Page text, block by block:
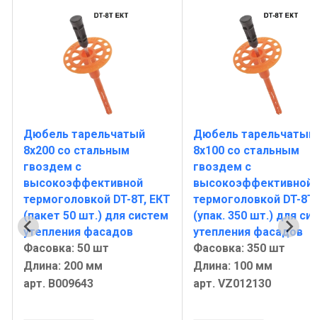
Дюбель тарельчатый
8x200 со стальным
гвоздем с
высокоэффективной
термоголовкой DT-8T, ЕКТ
(пакет 50 шт.) для систем
утепления фасадов
Фасовка: 50 шт
Длина: 200 мм
арт. B009643
Дюбель тарельчатый
8х100 со стальным
гвоздем с
высокоэффективной
термоголовкой DT-
(упак. 350 шт.) для
утепления фасадов
Фасовка: 350 шт
Длина: 100 мм
арт. VZ012130